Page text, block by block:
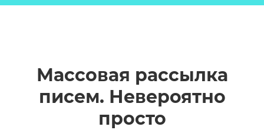
Массовая рассылка
писем. Невероятно
просто